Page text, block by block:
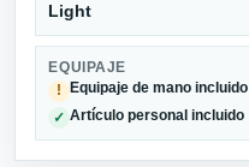
Light
EQUIPAJE
!
Equipaje de mano incluido
✓ Artículo personal incluido